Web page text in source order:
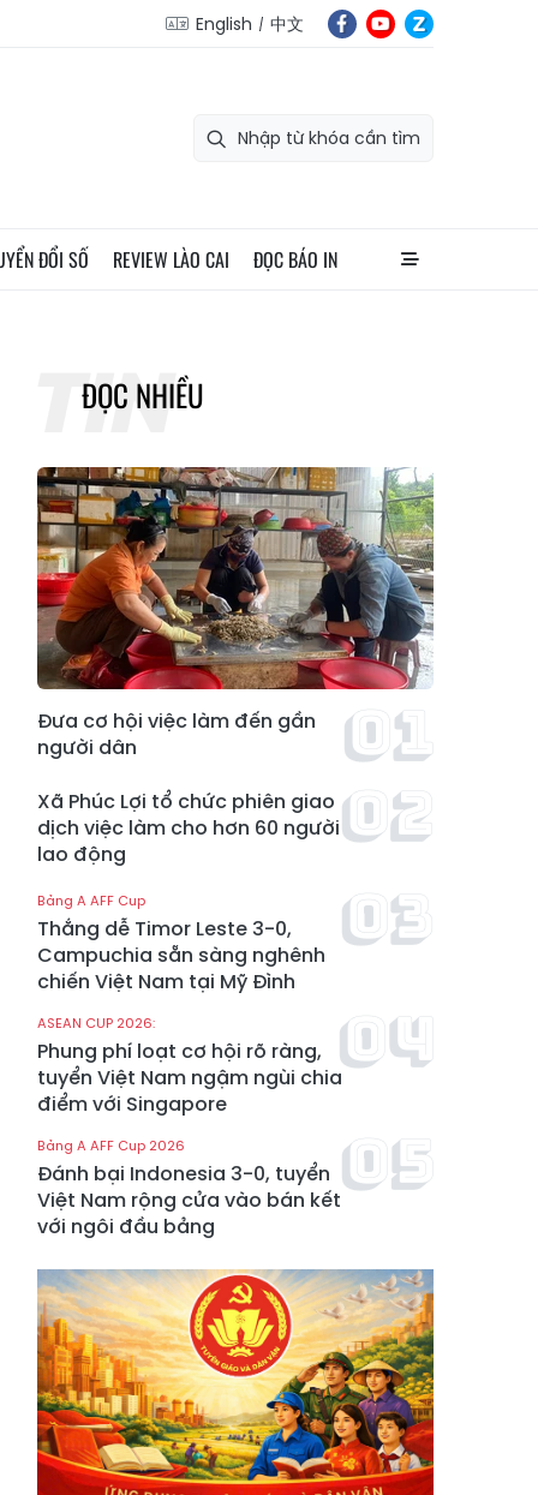
English 中文
ĐỔI SỐ REVIEW LÀO CAI ĐỌC BÁO IN
ĐỌC NHIỀU
Đưa cơ hội việc làm đến gần
người dân
Xã Phúc Lợi tổ chức phiên giao
dịch việc làm cho hơn 60 người
lao động
Bảng A AFF Cup
Thắng dễ Timor Leste 3-0,
Campuchia sẵn sàng nghênh
chiến Việt Nam tại Mỹ Đình
ASEAN CUP 2026:
Phung phí loạt cơ hội rõ ràng,
tuyển Việt Nam ngậm ngùi chia
điểm với Singapore
Bảng A AFF Cup 2026
Đánh bại Indonesia 3-0, tuyển
Việt Nam rộng cửa vào bán kết
với ngôi đầu bảng